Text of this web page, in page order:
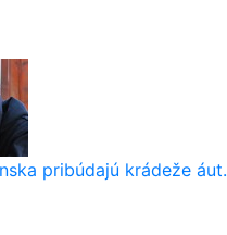
pribúdajú krádeže